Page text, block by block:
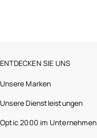
ENTDECKEN SIE UNS
Unsere Marken
Unsere Dienstleistungen
Optic 2000 im Unternehmen